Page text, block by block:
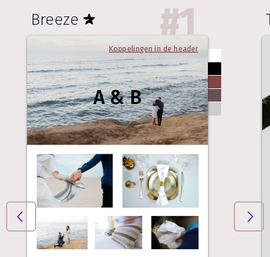
Breeze #1
Koppelingen in de header
A & B